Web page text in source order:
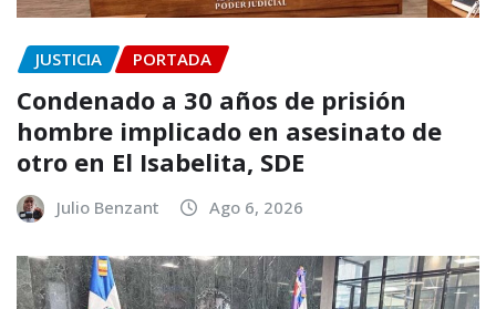
JUSTICIA PORTADA
Condenado a 30 años de prisión
hombre implicado en asesinato de
otro en El Isabelita, SDE
Julio Benzant Ago 6, 2026